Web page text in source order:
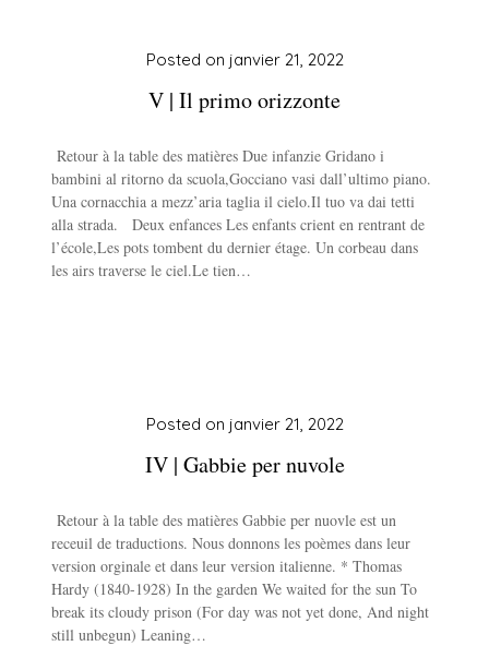
V | Il primo orizzonte
Posted on janvier 21, 2022
Retour à la table des matières Due infanzie Gridano i
bambini al ritorno da scuola,Gocciano vasi dall’ultimo piano.
Una cornacchia a mezz’aria taglia il cielo.Il tuo va dai tetti
alla strada. Deux enfances Les enfants crient en rentrant de
l’école,Les pots tombent du dernier étage. Un corbeau dans
les airs traverse le ciel.Le tien…
IV | Gabbie per nuvole
Posted on janvier 21, 2022
Retour à la table des matières Gabbie per nuovle est un
receuil de traductions. Nous donnons les poèmes dans leur
version orginale et dans leur version italienne. * Thomas
Hardy (1840-1928) In the garden We waited for the sun To
break its cloudy prison (For day was not yet done, And night
still unbegun) Leaning…